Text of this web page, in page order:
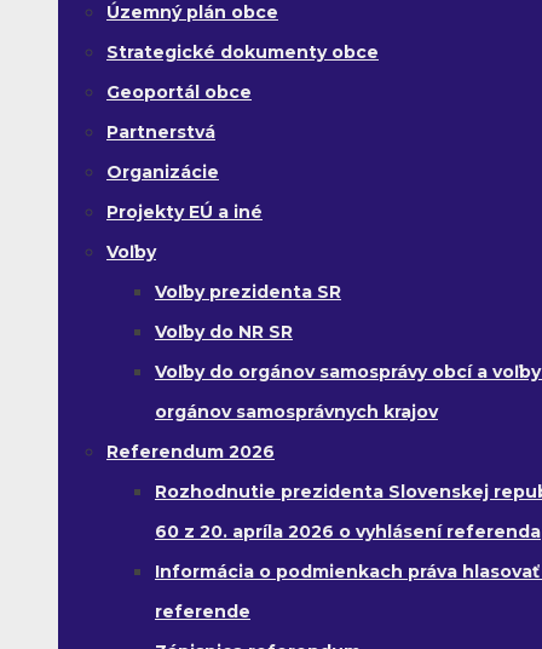
Územný plán obce
Strategické dokumenty obce
Geoportál obce
Partnerstvá
Organizácie
Projekty EÚ a iné
Voľby
Voľby prezidenta SR
Voľby do NR SR
Voľby do orgánov samosprávy obcí a
orgánov samosprávnych krajov
Referendum 2026
Rozhodnutie prezidenta Slovenskej
60 z 20. apríla 2026 o vyhlásení referenda
Informácia o podmienkach práva hlasovať
referende